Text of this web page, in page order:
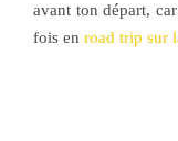
avant ton départ,
fois en road trip sur